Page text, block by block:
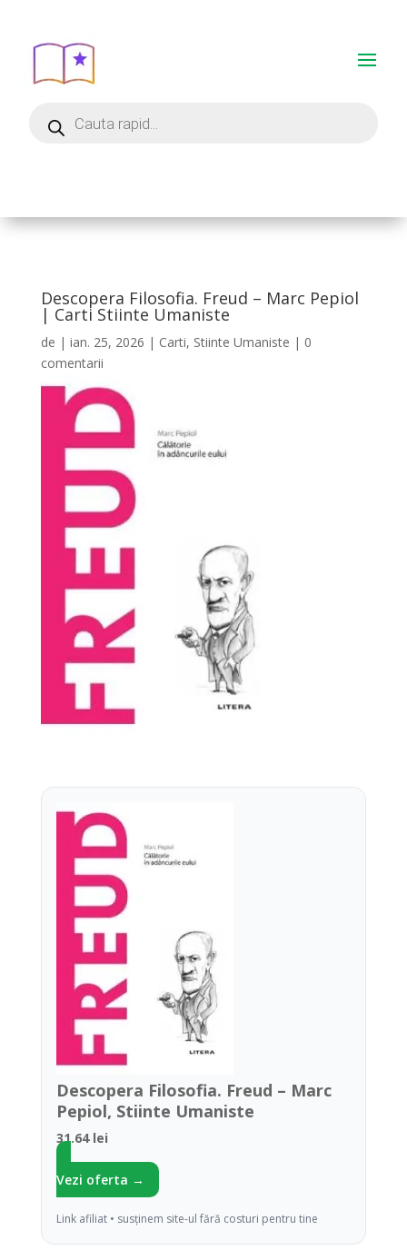
Descopera Filosofia. Freud – Marc Pepiol
| Carti Stiinte Umaniste
de | ian. 25, 2026 | Carti, Stiinte Umaniste | 0
comentarii
Descopera Filosofia. Freud – Marc
Pepiol, Stiinte Umaniste
31.64 lei
Vezi oferta →
Link afiliat • susținem site-ul fără costuri pentru tine